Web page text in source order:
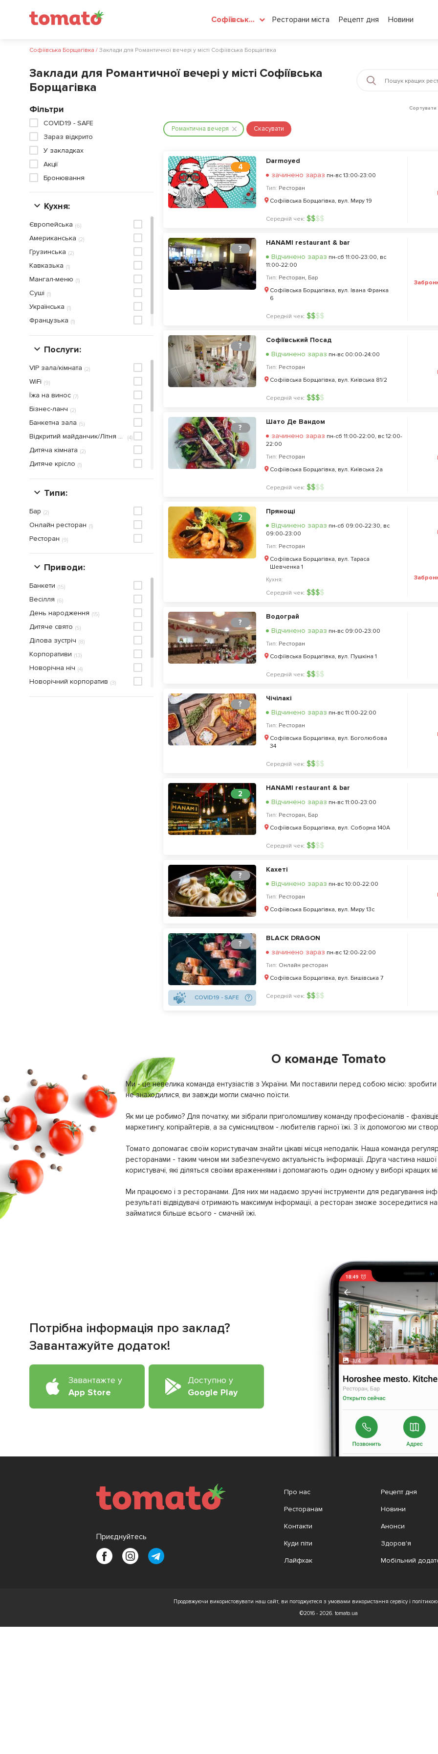
Софіївська Борщагівка Ресторани міста Рецепт дня Новини
Софіївська Борщагівка / Заклади для Романтичної вечері у місті Софіївська Борщагівка
Заклади для Романтичної вечері у місті Софіївська
Борщагівка
Фільтри
COVID19 - SAFE
Зараз відкрито
У закладках
Акції
Бронювання
Кухня:
(6)
Європейська
(2)
Американська
(2)
Грузинська
(1)
Кавказька
(1)
Мангал-меню
(1)
Суші
(1)
Українська
(1)
Французька
(3)
Японська
Послуги:
(2)
VIP зала/кімната
(9)
WiFi
(7)
Їжа на винос
(2)
Бiзнес-ланч
(5)
Банкетна зала
(4)
Відкритий майданчик/Літня тераса
(2)
Дитяча кiмната
(1)
Дитяче крісло
(3)
Дитяче меню
Дитячий куточок
Приймаються кредитнi карти
(1)
Сніданок
Типи:
(2)
Бар
(1)
Онлайн ресторан
(9)
Ресторан
Приводи:
(15)
Банкети
(6)
Весілля
(15)
День народження
(5)
Дитяче свято
(8)
Ділова зустріч
(13)
Корпоративи
(4)
Новорічна ніч
(3)
Новорічний корпоратив
(10)
Романтична вечеря
Сортувати
Романтична вечеря Скасувати
4
Darmoyed
зачинено зараз пн-вс 13:00-23:00
Тип: Ресторан
Софіївська Борщагівка, вул. Миру 19
Середній чек: $$$$
?
HANAMI restaurant & bar
Відчинено зараз пн-сб 11:00-23:00, вс
11:00-22:00
Тип: Ресторан, Бар
Софіївська Борщагівка, вул. Івана Франка
6
Середній чек: $$$$
?
Софіївський Посад
Відчинено зараз пн-вс 00:00-24:00
Тип: Ресторан
Софіївська Борщагівка, вул. Київська 81/2
Середній чек: $$$$
?
Шато Де Вандом
зачинено зараз пн-сб 11:00-22:00, вс 12:00-
22:00
Тип: Ресторан
Софіївська Борщагівка, вул. Київська 2а
Середній чек: $$$$
2
Прянощі
Відчинено зараз пн-сб 09:00-22:30, вс
09:00-23:00
Тип: Ресторан
Софіївська Борщагівка, вул. Тараса
Шевченка 1
Кухня:
Середній чек: $$$$
?
Водограй
Відчинено зараз пн-вс 09:00-23:00
Тип: Ресторан
Софіївська Борщагівка, вул. Пушкіна 1
Середній чек: $$$$
?
Чічілакі
Відчинено зараз пн-вс 11:00-22:00
Тип: Ресторан
Софіївська Борщагівка, вул. Боголюбова
34
Середній чек: $$$$
2
HANAMI restaurant & bar
Відчинено зараз пн-вс 11:00-23:00
Тип: Ресторан, Бар
Софіївська Борщагівка, вул. Соборна 140А
Середній чек: $$$$
?
Кахеті
Відчинено зараз пн-вс 10:00-22:00
Тип: Ресторан
Софіївська Борщагівка, вул. Миру 13с
?
COVID19 - SAFE
BLACK DRAGON
зачинено зараз пн-вс 12:00-22:00
Тип: Онлайн ресторан
Софіївська Борщагівка, вул. Бишівська 7
Середній чек: $$$$
О команде Tomato
Ми - це невелика команда ентузіастів з України. Ми поставили перед собою місію:
не знаходилися, ви завжди могли смачно поїсти.
Як ми це робимо? Для початку, ми зібрали приголомшливу команду професіоналів -
маркетингу, копірайтерів, а за сумісництвом - любителів гарної їжі. З їх допомогою ми
Томато допомагає своїм користувачам знайти цікаві місця неподалік. Наша команда
ресторанами - таким чином ми забезпечуємо актуальність інформації. Друга частина
користувачі, які діляться своїми враженнями і допомагають один одному у виборі кращих
Ми працюємо і з ресторанами. Для них ми надаємо зручні інструменти для редагування
результаті відвідувачі отримають максимум інформації, а ресторан зможе зосередитися
займатися більше всього - смачній їжі.
Потрібна інформація про заклад?
Завантажуйте додаток!
Завантажте у
App Store
Доступно у
Google Play
Приєднуйтесь
Про нас
Ресторанам
Контакти
Куди піти
Лайфхак
Рецепт дня
Новини
Анонси
Здоров'я
Мобільний
Продовжуючи використовувати наш сайт, ви погоджуєтеся з умовами використання сервісу і політикою
©2016 - 2026. tomato.ua